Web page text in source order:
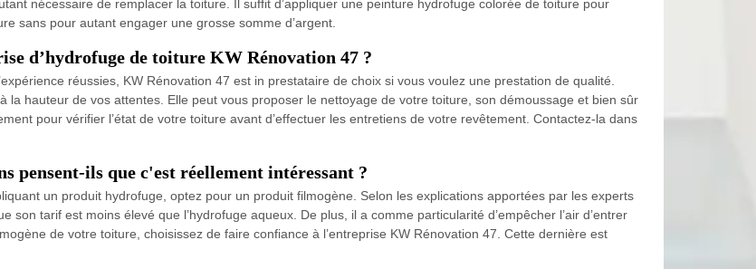
nécessaire de remplacer la toiture. Il suffit d’appliquer une peinture hydrofuge colorée de toiture pour
sans pour autant engager une grosse somme d’argent.
d’hydrofuge de toiture KW Rénovation 47 ?
réussies, KW Rénovation 47 est in prestataire de choix si vous voulez une prestation de qualité.
la hauteur de vos attentes. Elle peut vous proposer le nettoyage de votre toiture, son démoussage et bien sûr
pour vérifier l’état de votre toiture avant d’effectuer les entretiens de votre revêtement. Contactez-la dans
pensent-ils que c'est réellement intéressant ?
un produit hydrofuge, optez pour un produit filmogène. Selon les explications apportées par les experts
son tarif est moins élevé que l’hydrofuge aqueux. De plus, il a comme particularité d’empêcher l’air d’entrer
de votre toiture, choisissez de faire confiance à l’entreprise KW Rénovation 47. Cette dernière est